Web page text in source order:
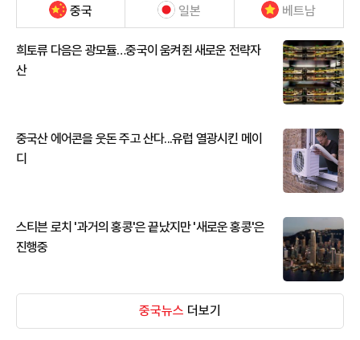
중국 일본 베트남
희토류 다음은 광모듈…중국이 움켜쥔 새로운 전략자
산
중국산 에어콘을 웃돈 주고 산다...유럽 열광시킨 메이
디
스티븐 로치 '과거의 홍콩'은 끝났지만 '새로운 홍콩'은
진행중
중국뉴스 더보기